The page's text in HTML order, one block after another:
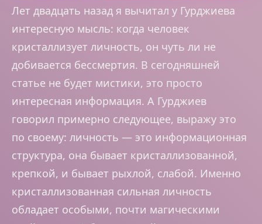
Лет двадцать назад я вычитал у Гурджиева
интересную мысль: когда человек
кристаллизует личность, он чуть ли не
добивается бессмертия. В сегодняшней
статье не будет мистики, это просто
интересная информация. А Гурджиев
говорил примерно следующее, выражу это
по своему: личность — это информационная
структура, она бывает кристаллизованной,
крепкой, и бывает рыхлой, слабой. Именно
кристаллизованная сильная личность
обладает особыми, почти магическими